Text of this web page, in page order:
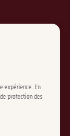
expérience. En
protection des